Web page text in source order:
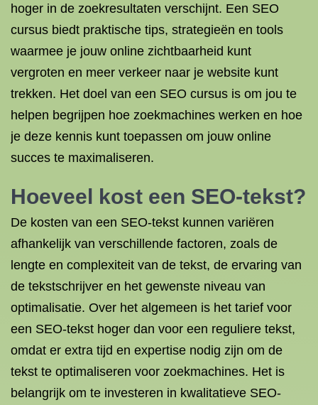
hoger in de zoekresultaten verschijnt. Een SEO
cursus biedt praktische tips, strategieën en tools
waarmee je jouw online zichtbaarheid kunt
vergroten en meer verkeer naar je website kunt
trekken. Het doel van een SEO cursus is om jou te
helpen begrijpen hoe zoekmachines werken en hoe
je deze kennis kunt toepassen om jouw online
succes te maximaliseren.
Hoeveel kost een SEO-tekst?
De kosten van een SEO-tekst kunnen variëren
afhankelijk van verschillende factoren, zoals de
lengte en complexiteit van de tekst, de ervaring van
de tekstschrijver en het gewenste niveau van
optimalisatie. Over het algemeen is het tarief voor
een SEO-tekst hoger dan voor een reguliere tekst,
omdat er extra tijd en expertise nodig zijn om de
tekst te optimaliseren voor zoekmachines. Het is
belangrijk om te investeren in kwalitatieve SEO-